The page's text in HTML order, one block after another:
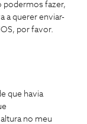
podermos fazer,
a querer enviar-
por favor.
que havia
no meu